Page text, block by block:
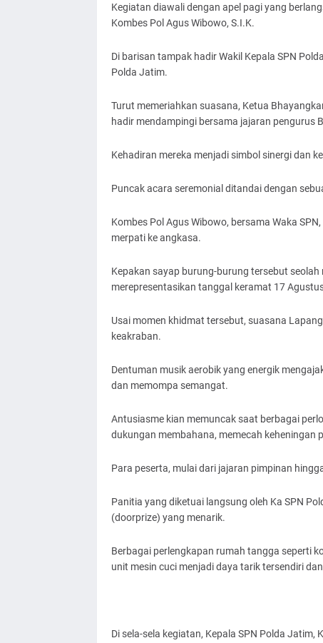
​Kegiatan diawali dengan apel pagi yang
Kombes Pol Agus Wibowo, S.I.K.
Di barisan tampak hadir Wakil Kepala SPN
Polda Jatim.
​Turut memeriahkan suasana, Ketua
hadir mendampingi bersama jajaran pengurus
Kehadiran mereka menjadi simbol sinergi dan
​Puncak acara seremonial ditandai dengan
Kombes Pol Agus Wibowo, bersama Waka
merpati ke angkasa.
Kepakan sayap burung-burung tersebut
merepresentasikan tanggal keramat 17
​Usai momen khidmat tersebut, suasana
keakraban.
Dentuman musik aerobik yang energik
dan memompa semangat.
​Antusiasme kian memuncak saat berbagai
dukungan membahana, memecah keheningan
Para peserta, mulai dari jajaran pimpinan
​Panitia yang diketuai langsung oleh Ka SPN
(doorprize) yang menarik.
Berbagai perlengkapan rumah tangga seperti
unit mesin cuci menjadi daya tarik tersendiri
Di sela-sela kegiatan, Kepala SPN Polda